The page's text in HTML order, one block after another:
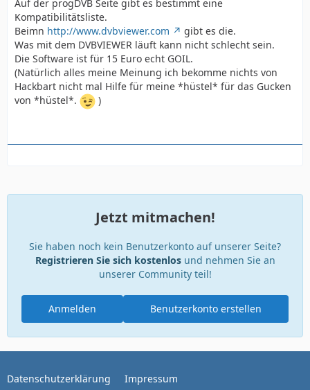
Auf der progDVB Seite gibt es bestimmt eine
Kompatibilitätsliste.
Beimn http://www.dvbviewer.com
gibt es die.
Was mit dem DVBVIEWER läuft kann nicht schlecht sein.
Die Software ist für 15 Euro echt GOIL.
(Natürlich alles meine Meinung ich bekomme nichts von
Hackbart nicht mal Hilfe für meine *hüstel* für das Gucken
von *hüstel*.
)
Jetzt mitmachen!
Sie haben noch kein Benutzerkonto auf unserer Seite?
Registrieren Sie sich kostenlosund nehmen Sie an
unserer Community teil!
Benutzerkonto erstellen
Anmelden
Datenschutzerklärung Impressum